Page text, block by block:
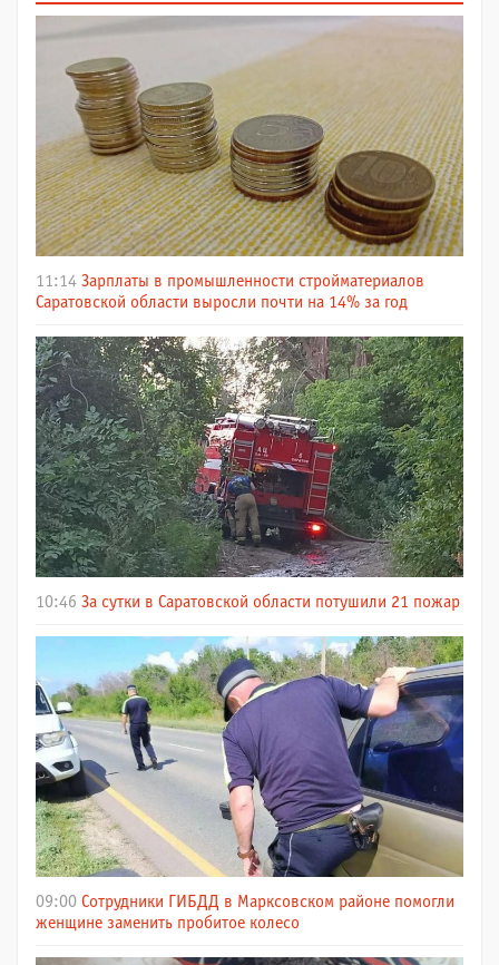
11:14 Зарплаты в промышленности стройматериалов
Саратовской области выросли почти на 14% за год
10:46 За сутки в Саратовской области потушили 21 пожар
09:00 Сотрудники ГИБДД в Марксовском районе помогли
женщине заменить пробитое колесо